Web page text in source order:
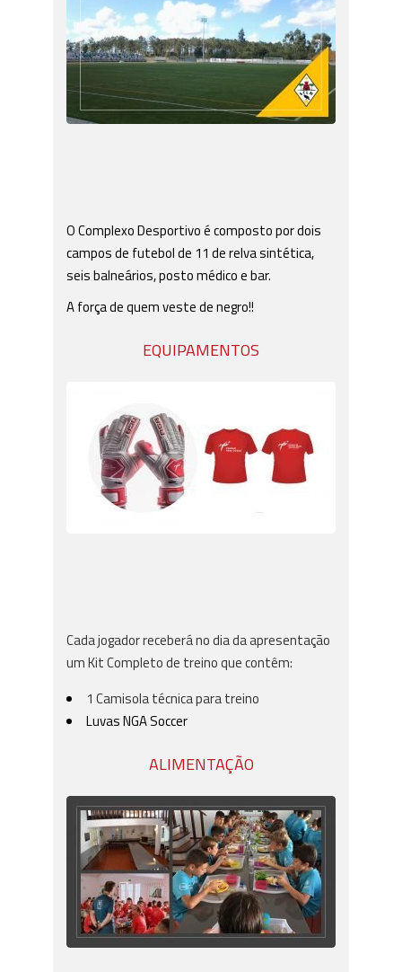
O Complexo Desportivo é composto por dois
campos de futebol de 11 de relva sintética,
seis balneários, posto médico e bar.
A força de quem veste de negro!!
EQUIPAMENTOS
Cada jogador receberá no dia da apresentação
um Kit Completo de treino que contêm:
1 Camisola técnica para treino
Luvas NGA Soccer
ALIMENTAÇÃO